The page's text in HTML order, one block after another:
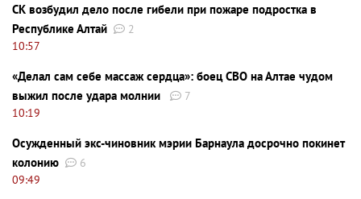
СК возбудил дело после гибели при пожаре подростка в
Республике Алтай
2
10:57
«Делал сам себе массаж сердца»: боец СВО на Алтае чудом
выжил после удара молнии
7
10:19
Осужденный экс-чиновник мэрии Барнаула досрочно покинет
колонию
6
09:49